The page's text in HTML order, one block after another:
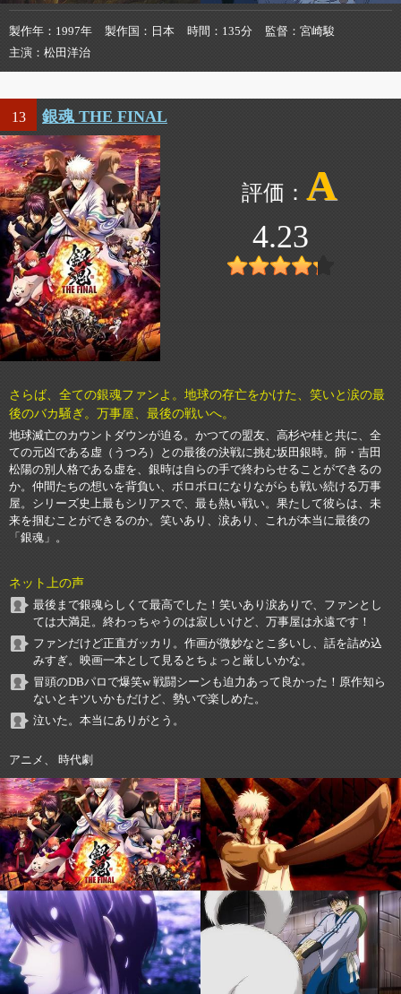
製作年 1997年 製作国 日本 時間 135分 監督
宮崎駿
主演
松田洋治
13 銀魂 THE FINAL
A
4.23
さらば、全ての銀魂ファンよ。地球の存亡をかけた、笑いと涙の最
後のバカ騒ぎ。万事屋、最後の戦いへ。
地球滅亡のカウントダウンが迫る。かつての盟友、高杉や桂と共に、全
ての元凶である虚（うつろ）との最後の決戦に挑む坂田銀時。師・吉田
松陽の別人格である虚を、銀時は自らの手で終わらせることができるの
か。仲間たちの想いを背負い、ボロボロになりながらも戦い続ける万事
屋。シリーズ史上最もシリアスで、最も熱い戦い。果たして彼らは、未
来を掴むことができるのか。笑いあり、涙あり、これが本当に最後の
「銀魂」。
ネット上の声
最後まで銀魂らしくて最高でした！笑いあり涙ありで、ファンとし
ては大満足。終わっちゃうのは寂しいけど、万事屋は永遠です！
ファンだけど正直ガッカリ。作画が微妙なとこ多いし、話を詰め込
みすぎ。映画一本として見るとちょっと厳しいかな。
冒頭のDBパロで爆笑w 戦闘シーンも迫力あって良かった！原作知ら
ないとキツいかもだけど、勢いで楽しめた。
泣いた。本当にありがとう。
アニメ、 時代劇